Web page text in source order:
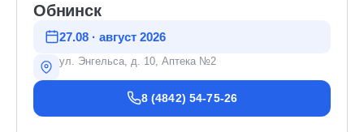
Обнинск
27.08 · август 2026
ул. Энгельса, д. 10, Аптека №2
8 (4842) 54-75-26